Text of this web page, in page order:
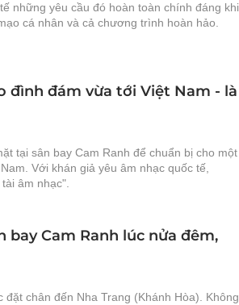
những yêu cầu đó hoàn toàn chính đáng khi
cá nhân và cả chương trình hoàn hảo.
đình đám vừa tới Việt Nam - là
tại sân bay Cam Ranh để chuẩn bị cho một
Với khán giả yêu âm nhạc quốc tế,
âm nhạc".
bay Cam Ranh lúc nửa đêm,
chân đến Nha Trang (Khánh Hòa). Không